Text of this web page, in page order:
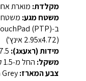
מקלדת: מוארת
משטח מגע:
(2.95x4.72 אינץ')
מידות (רxעxג):
משקל: החל מ‑1.5 ק"ג
צבע המארז: